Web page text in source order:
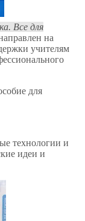
Все для
на
учителям
для
технологии и
идеи и